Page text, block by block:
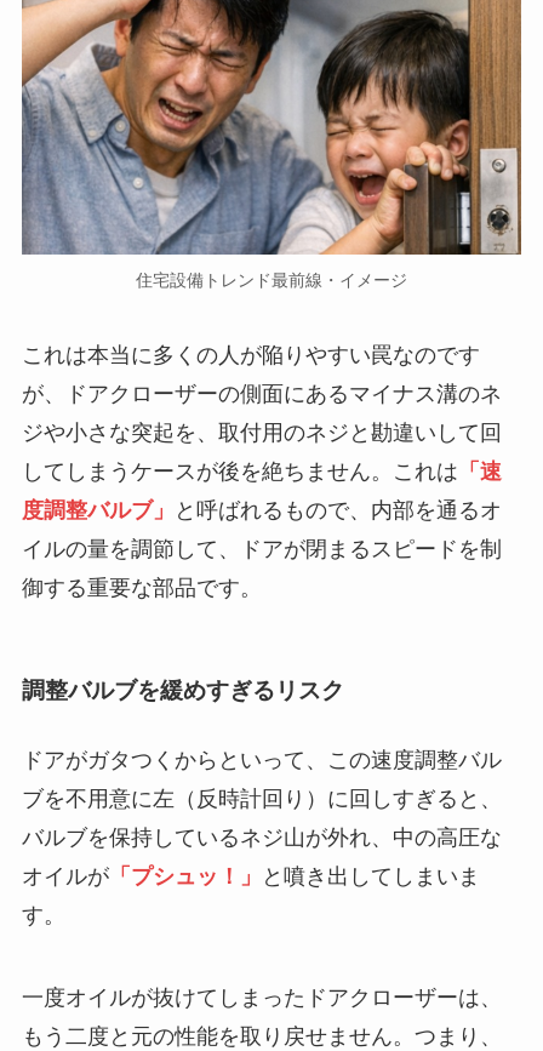
住宅設備トレンド最前線・イメージ
これは本当に多くの人が陥りやすい罠なのです
が、ドアクローザーの側面にあるマイナス溝のネ
ジや小さな突起を、取付用のネジと勘違いして回
してしまうケースが後を絶ちません。これは 「速
度調整バルブ」
と呼ばれるもので、内部を通るオ
イルの量を調節して、ドアが閉まるスピードを制
御する重要な部品です。
調整バルブを緩めすぎるリスク
ドアがガタつくからといって、この速度調整バル
ブを不用意に左（反時計回り）に回しすぎると、
バルブを保持しているネジ山が外れ、中の高圧な
オイルが「プシュッ！」
と噴き出してしまいま
す。
一度オイルが抜けてしまったドアクローザーは、
もう二度と元の性能を取り戻せません。つまり、